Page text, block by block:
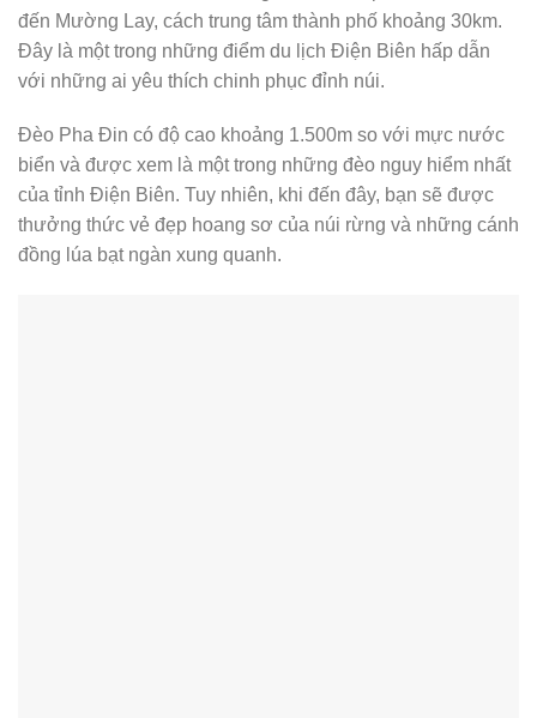
đến Mường Lay, cách trung tâm thành phố khoảng 30km.
Đây là một trong những điểm du lịch Điện Biên hấp dẫn
với những ai yêu thích chinh phục đỉnh núi.
Đèo Pha Đin có độ cao khoảng 1.500m so với mực nước
biển và được xem là một trong những đèo nguy hiểm nhất
của tỉnh Điện Biên. Tuy nhiên, khi đến đây, bạn sẽ được
thưởng thức vẻ đẹp hoang sơ của núi rừng và những cánh
đồng lúa bạt ngàn xung quanh.